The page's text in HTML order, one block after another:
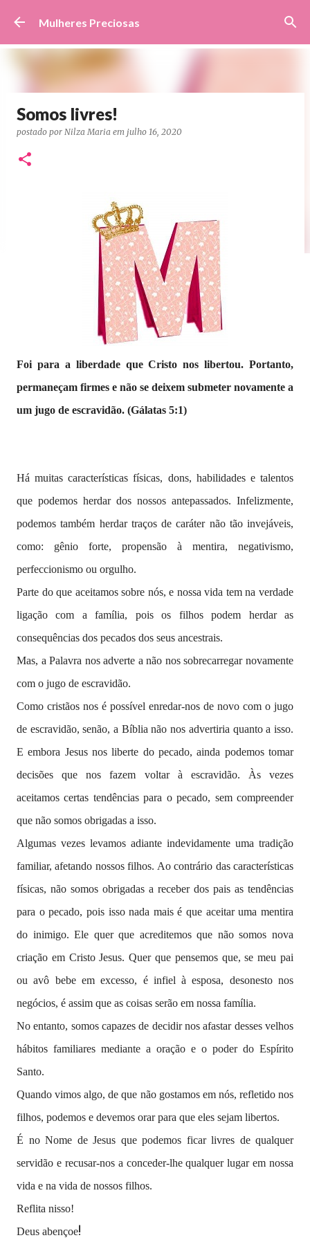
Pular para o conteúdo principal
Mulheres Preciosas
Somos livres!
postado por Nilza Maria em julho 16, 2020
Foi para a liberdade que Cristo nos libertou. Portanto,
permaneçam firmes e não se deixem submeter novamente a
um jugo de escravidão. (Gálatas 5:1)
Há muitas características físicas, dons, habilidades e talentos
que podemos herdar dos nossos antepassados. Infelizmente,
podemos também herdar traços de caráter não tão invejáveis,
como: gênio forte, propensão à mentira, negativismo,
perfeccionismo ou orgulho.
Parte do que aceitamos sobre nós, e nossa vida tem na verdade
ligação com a família, pois os filhos podem herdar as
consequências dos pecados dos seus ancestrais.
Mas, a Palavra nos adverte a não nos sobrecarregar novamente
com o jugo de escravidão.
Como cristãos nos é possível enredar-nos de novo com o jugo
de escravidão, senão, a Bíblia não nos advertiria quanto a isso.
E embora Jesus nos liberte do pecado, ainda podemos tomar
decisões que nos fazem voltar à escravidão. Às vezes
aceitamos certas tendências para o pecado, sem compreender
que não somos obrigadas a isso.
Algumas vezes levamos adiante indevidamente uma tradição
familiar, afetando nossos filhos. Ao contrário das características
físicas, não somos obrigadas a receber dos pais as tendências
para o pecado, pois isso nada mais é que aceitar uma mentira
do inimigo. Ele quer que acreditemos que não somos nova
criação em Cristo Jesus. Quer que pensemos que, se meu pai
ou avô bebe em excesso, é infiel à esposa, desonesto nos
negócios, é assim que as coisas serão em nossa família.
No entanto, somos capazes de decidir nos afastar desses velhos
hábitos familiares mediante a oração e o poder do Espírito
Santo.
Quando vimos algo, de que não gostamos em nós, refletido nos
filhos, podemos e devemos orar para que eles sejam libertos.
É no Nome de Jesus que podemos ficar livres de qualquer
servidão e recusar-nos a conceder-lhe qualquer lugar em nossa
vida e na vida de nossos filhos.
Reflita nisso!
Deus abençoe!